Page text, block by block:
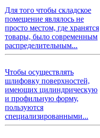
Для того чтобы складское
помещение являлось не
просто местом, где хранятся
товары, было современным
распределительным...
Чтобы осуществлять
шлифовку поверхностей,
имеющих цилиндрическую
и профильную форму,
пользуются
специализированными...